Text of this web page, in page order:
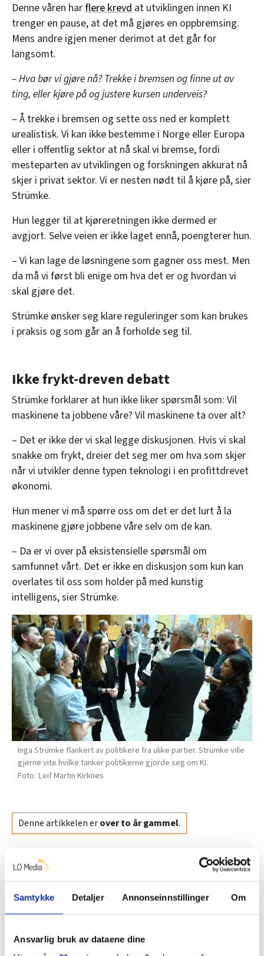
Samtykke Detaljer Annonseinnstillinger Om
Ansvarlig bruk av dataene dine
Denne våren harflere krevd at utviklingen innen KI
trenger en pause, at det må gjøres en oppbremsing.
Mens andre igjen mener derimot at det går for
langsomt.
– Hva bør vi gjøre nå? Trekke i bremsen og finne ut av
ting, eller kjøre på og justere kursen underveis?
– Å trekke i bremsen og sette oss ned er komplett
urealistisk. Vi kan ikke bestemme i Norge eller Europa
eller i offentlig sektor at nå skal vi bremse, fordi
mesteparten av utviklingen og forskningen akkurat nå
skjer i privat sektor. Vi er nesten nødt til å kjøre på, sier
Strümke.
Hun legger til at kjøreretningen ikke dermed er
avgjort. Selve veien er ikke laget ennå, poengterer hun.
– Vi kan lage de løsningene som gagner oss mest. Men
da må vi først bli enige om hva det er og hvordan vi
skal gjøre det.
Strümke ønsker seg klare reguleringer som kan brukes
i praksis og som går an å forholde seg til.
Ikke frykt-dreven debatt
Strümke forklarer at hun ikke liker spørsmål som: Vil
maskinene ta jobbene våre? Vil maskinene ta over alt?
– Det er ikke der vi skal legge diskusjonen. Hvis vi skal
snakke om frykt, dreier det seg mer om hva som skjer
når vi utvikler denne typen teknologi i en profittdrevet
økonomi.
Hun mener vi må spørre oss om det er det lurt å la
maskinene gjøre jobbene våre selv om de kan.
– Da er vi over på eksistensielle spørsmål om
samfunnet vårt. Det er ikke en diskusjon som kun kan
overlates til oss som holder på med kunstig
intelligens, sier Strümke.
Inga Strümke flankert av politikere fra ulike partier. Strümke ville
gjerne vite hvilke tanker politikerne gjorde seg om KI.
Leif Martin Kirknes
Denne artikkelen erover to år gammel.
Kunstig intelligens